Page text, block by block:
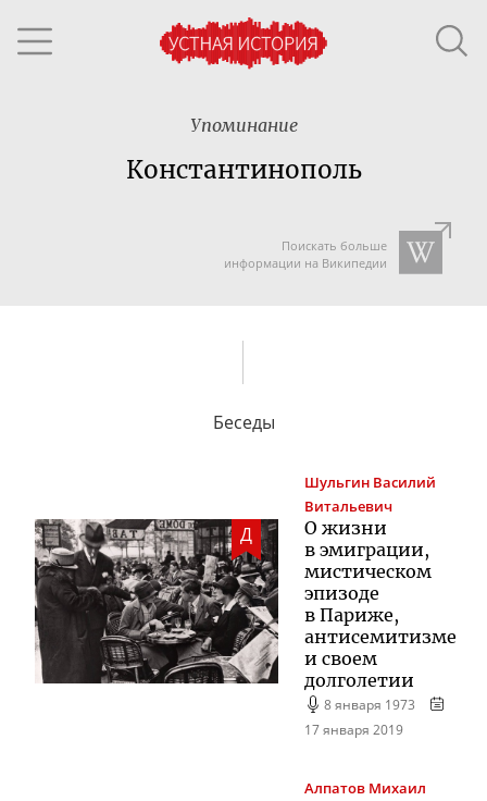
Упоминание
Константинополь
Поискать больше
информации на Википедии
Беседы
Д
Шульгин Василий
Витальевич
О жизни
в эмиграции,
мистическом
эпизоде
в Париже,
антисемитизме
и своем
долголетии
8 января 1973
17 января 2019
Алпатов Михаил